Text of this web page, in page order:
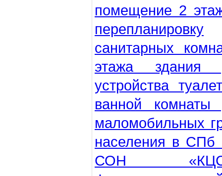
помещение 2
перепланировку
санитарных
этажа здания
устройства
ванной комнаты
маломобильных
населения в СПб
СОН